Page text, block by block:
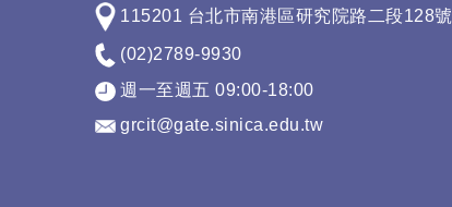
115201 台北市南港區研究院路二段128號
(02)2789-9930
週一至週五 09:00-18:00
grcit@gate.sinica.edu.tw